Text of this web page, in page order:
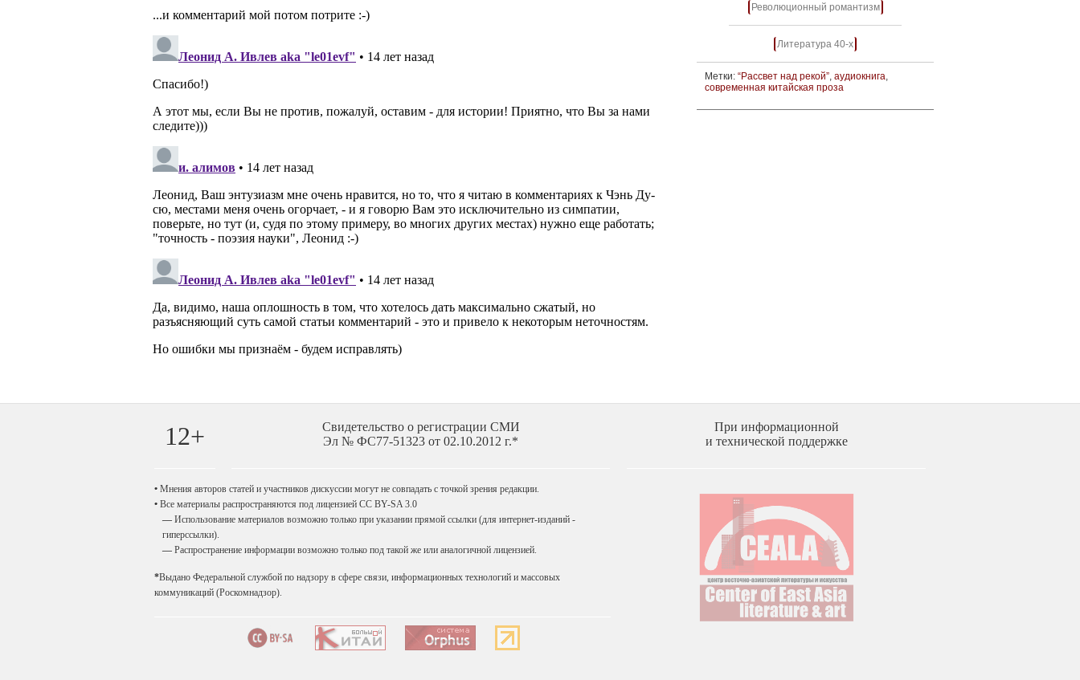
Революционный романтизм
Литература 40-х
Метки: “Рассвет над рекой”, аудиокнига,
современная китайская проза
12+
Свидетельство о регистрации СМИ
Эл № ФС77-51323 от 02.10.2012 г.*
• Мнения авторов статей и участников дискуссии могут не совпадать с точкой зрения редакции.
• Все материалы распространяются под лицензией CC BY-SA 3.0
—Использование материалов возможно только при указании прямой ссылки (для интернет-изданий -
гиперссылки).
—Распространение информации возможно только под такой же или аналогичной лицензией.
*Выдано Федеральной службой по надзору в сфере связи, информационных технологий и массовых
коммуникаций (Роскомнадзор).
При информационной
и технической поддержке